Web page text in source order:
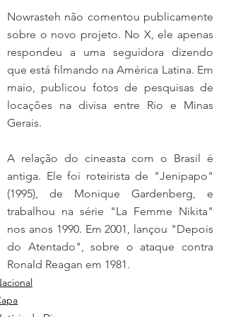
Nowrasteh não comentou publicamente
sobre o novo projeto. No X, ele apenas
respondeu a uma seguidora dizendo
que está filmando na América Latina. Em
maio, publicou fotos de pesquisas de
locações na divisa entre Rio e Minas
Gerais.
A relação do cineasta com o Brasil é
antiga. Ele foi roteirista de "Jenipapo"
(1995), de Monique Gardenberg, e
trabalhou na série "La Femme Nikita"
nos anos 1990. Em 2001, lançou "Depois
do Atentado", sobre o ataque contra
Ronald Reagan em 1981.